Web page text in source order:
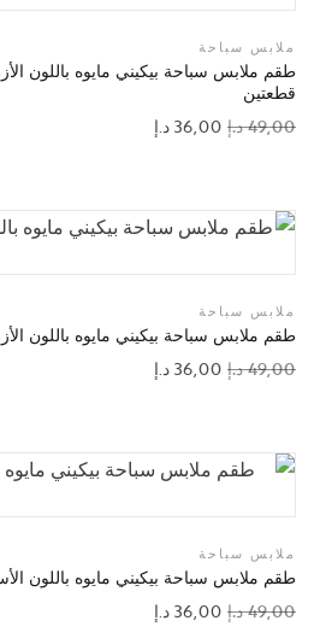
ملابس سباحة
طقم ملابس سباحة بيكيني مايوه باللون
قطعتين
49,00د.إ 36,00د.إ
ملابس سباحة
طقم ملابس سباحة بيكيني مايوه باللون
49,00د.إ 36,00د.إ
ملابس سباحة
طقم ملابس سباحة بيكيني مايوه باللون
49,00د.إ 36,00د.إ